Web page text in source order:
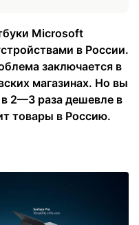
Microsoft
в России.
заключается в
магазинах. Но вы
2—3 раза дешевле в
товары в Россию.